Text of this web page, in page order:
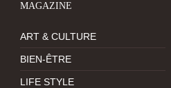
MAGAZINE
ART & CULTURE
BIEN-ÊTRE
LIFE STYLE